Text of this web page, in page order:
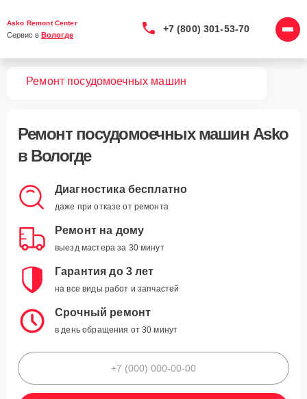
Asko Remont Center
Сервис в Вологде
+7 (800) 301-53-70
Ремонт посудомоечных машин
Ремонт посудомоечных машин Asko
в Вологде
Диагностика бесплатно
даже при отказе от ремонта
Ремонт на дому
выезд мастера за 30 минут
Гарантия до 3 лет
на все виды работ и запчастей
Срочный ремонт
в день обращения от 30 минут